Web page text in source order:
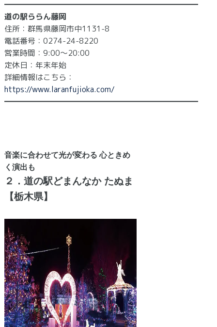
━━━━━━━━━━━━━━━━━━━━━━━━━
道の駅ららん藤岡
住所：群馬県藤岡市中1131-8
電話番号：0274-24-8220
営業時間：9:00～20:00
定休日：年末年始
詳細情報はこちら：
https://www.laranfujioka.com/
━━━━━━━━━━━━━━━━━━━━━━━━━
音楽に合わせて光が変わる 心ときめ
く演出も
２．道の駅どまんなか たぬま
【栃木県】